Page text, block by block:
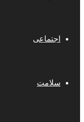
اجتماعی
سلامت